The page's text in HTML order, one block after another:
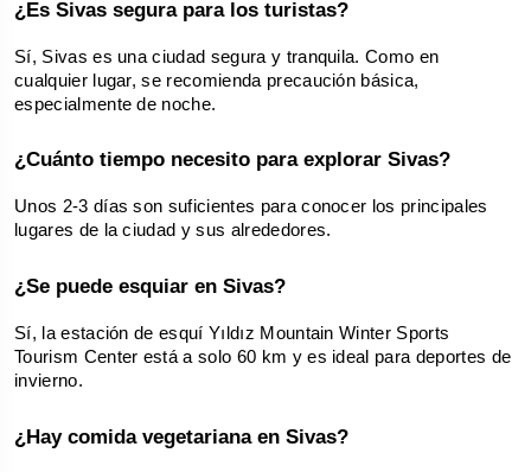
¿Es Sivas segura para los turistas?
Sí, Sivas es una ciudad segura y tranquila. Como en
cualquier lugar, se recomienda precaución básica,
especialmente de noche.
¿Cuánto tiempo necesito para explorar Sivas?
Unos 2-3 días son suficientes para conocer los principales
lugares de la ciudad y sus alrededores.
¿Se puede esquiar en Sivas?
Sí, la estación de esquí Yıldız Mountain Winter Sports
Tourism Center está a solo 60 km y es ideal para deportes de
invierno.
¿Hay comida vegetariana en Sivas?